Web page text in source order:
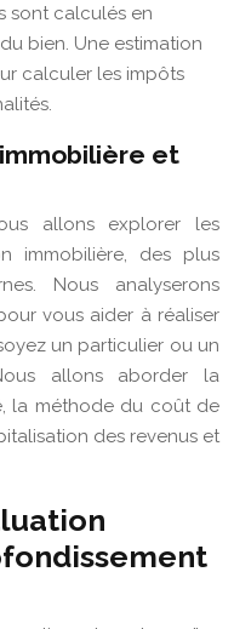
sont calculés en
bien. Une estimation
calculer les impôts
et
allons explorer les
immobilière, des plus
Nous analyserons
vous aider à réaliser
un particulier ou un
allons aborder la
la méthode du coût de
des revenus et